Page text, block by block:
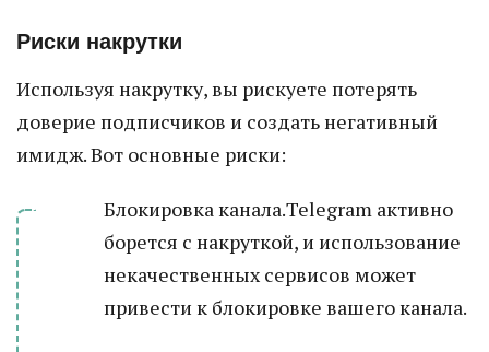
Риски накрутки
Используя накрутку, вы рискуете потерять
доверие подписчиков и создать негативный
имидж. Вот основные риски:
Блокировка канала.Telegram активно
борется с накруткой, и использование
некачественных сервисов может
привести к блокировке вашего канала.